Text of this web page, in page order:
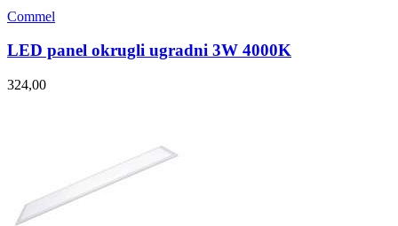
Commel
LED panel okrugli ugradni 3W 4000K
324,00